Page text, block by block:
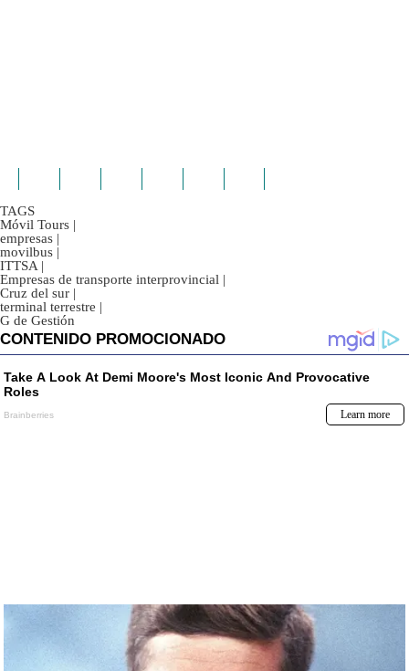
TAGS
Móvil Tours |
empresas |
movilbus |
ITTSA |
Empresas de transporte interprovincial |
Cruz del sur |
terminal terrestre |
G de Gestión